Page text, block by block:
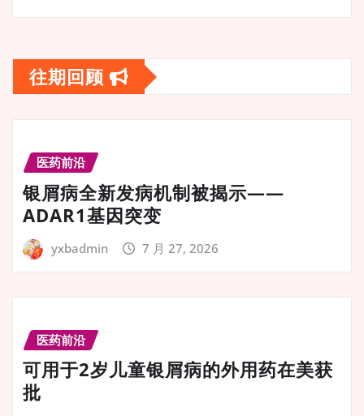
往期回顾
医药前沿
银屑病全新发病机制被揭示——
ADAR1基因突变
yxbadmin 7 月 27, 2026
医药前沿
可用于2岁儿童银屑病的外用药在美获
批